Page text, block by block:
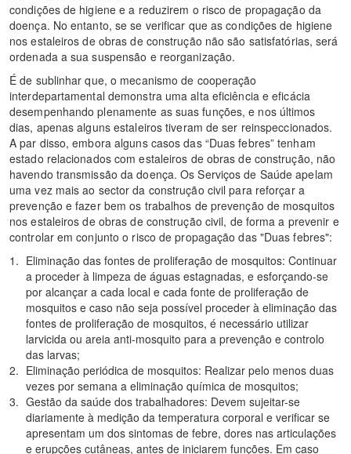
condições de higiene e a reduzirem o risco de propagação da
doença. No entanto, se se verificar que as condições de higiene
nos estaleiros de obras de construção não são satisfatórias, será
ordenada a sua suspensão e reorganização.
É de sublinhar que, o mecanismo de cooperação
interdepartamental demonstra uma alta eficiência e eficácia
desempenhando plenamente as suas funções, e nos últimos
dias, apenas alguns estaleiros tiveram de ser reinspeccionados.
A par disso, embora alguns casos das “Duas febres” tenham
estado relacionados com estaleiros de obras de construção, não
havendo transmissão da doença. Os Serviços de Saúde apelam
uma vez mais ao sector da construção civil para reforçar a
prevenção e fazer bem os trabalhos de prevenção de mosquitos
nos estaleiros de obras de construção civil, de forma a prevenir e
controlar em conjunto o risco de propagação das "Duas febres":
Eliminação das fontes de proliferação de mosquitos: Continuar
a proceder à limpeza de águas estagnadas, e esforçando-se
por alcançar a cada local e cada fonte de proliferação de
mosquitos e caso não seja possível proceder à eliminação das
fontes de proliferação de mosquitos, é necessário utilizar
larvicida ou areia anti-mosquito para a prevenção e controlo
das larvas;
Eliminação periódica de mosquitos: Realizar pelo menos duas
vezes por semana a eliminação química de mosquitos;
Gestão da saúde dos trabalhadores: Devem sujeitar-se
diariamente à medição da temperatura corporal e verificar se
apresentam um dos sintomas de febre, dores nas articulações
e erupções cutâneas, antes de iniciarem funções. Em caso